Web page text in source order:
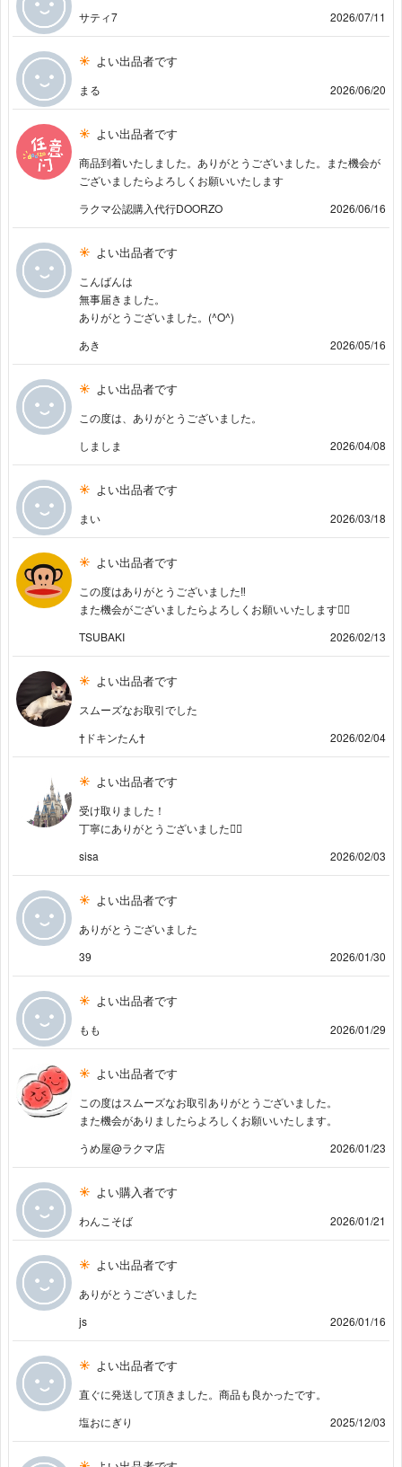
サティ7 2026/07/11
よい出品者です
まる 2026/06/20
よい出品者です
商品到着いたしました。ありがとうございました。また機会が
ございましたらよろしくお願いいたします
ラクマ公認購入代行DOORZO
2026/06/16
よい出品者です
こんばんは
無事届きました。
ありがとうございました。(^O^)
あき
2026/05/16
よい出品者です
この度は、ありがとうございました。
しましま
2026/04/08
よい出品者です
まい 2026/03/18
よい出品者です
この度はありがとうございました‼︎
また機会がございましたらよろしくお願いいたします🙇‍♂️
TSUBAKI
2026/02/13
よい出品者です
スムーズなお取引でした
†ドキンたん†
2026/02/04
よい出品者です
受け取りました！
丁寧にありがとうございました🙇‍♀️
sisa
2026/02/03
よい出品者です
ありがとうございました
39
2026/01/30
よい出品者です
もも 2026/01/29
よい出品者です
この度はスムーズなお取引ありがとうございました。
また機会がありましたらよろしくお願いいたします。
うめ屋@ラクマ店
2026/01/23
よい購入者です
わんこそば 2026/01/21
よい出品者です
ありがとうございました
js
2026/01/16
よい出品者です
直ぐに発送して頂きました。商品も良かったです。
塩おにぎり
2025/12/03